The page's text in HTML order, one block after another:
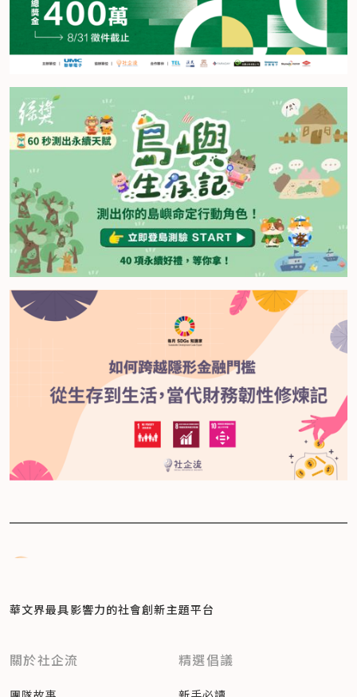
華文界最具影響力的社會創新主題平台
關於社企流 精選倡議